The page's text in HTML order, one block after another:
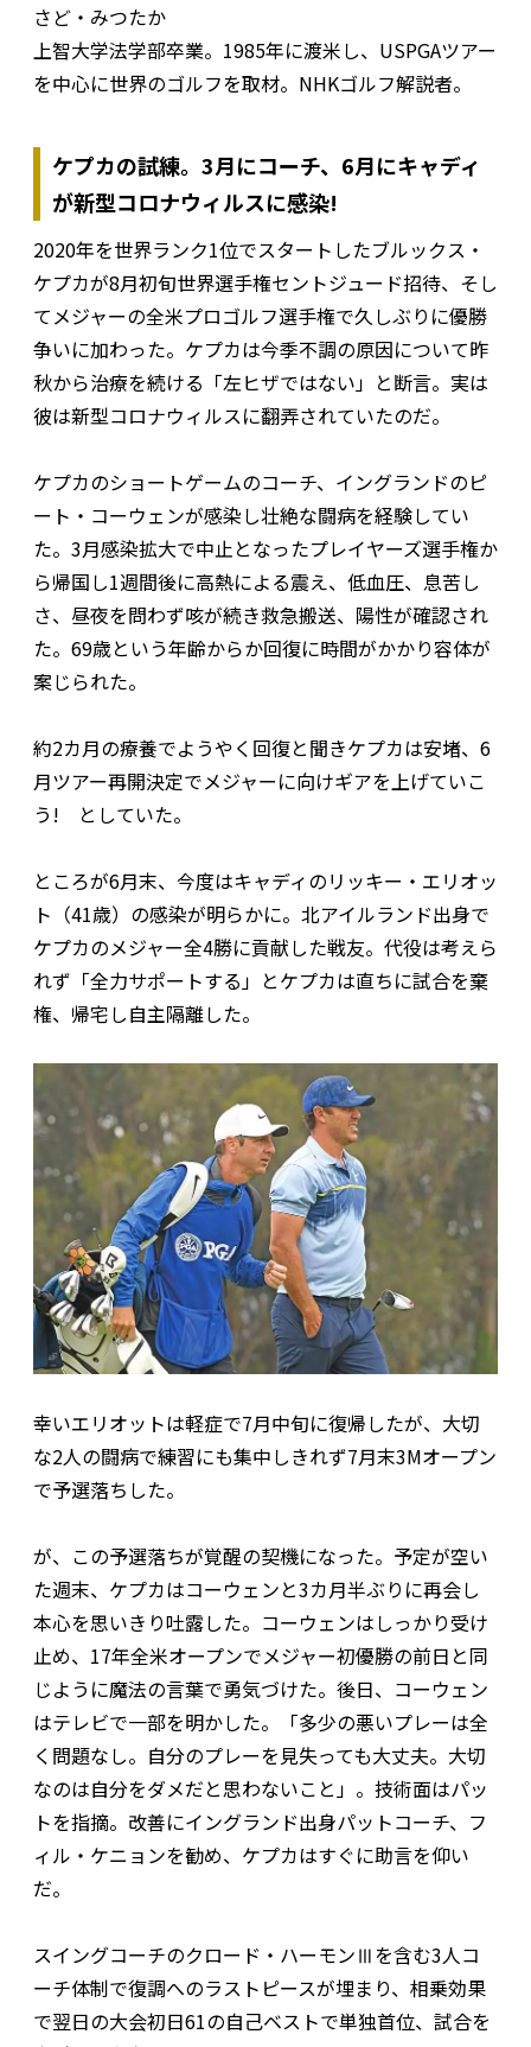
さど・みつたか
上智大学法学部卒業。1985年に渡米し、USPGAツアー
を中心に世界のゴルフを取材。NHKゴルフ解説者。
ケプカの試練。3月にコーチ、6月にキャディ
が新型コロナウィルスに感染!
2020年を世界ランク1位でスタートしたブルックス・
ケプカが8月初旬世界選手権セントジュード招待、そし
てメジャーの全米プロゴルフ選手権で久しぶりに優勝
争いに加わった。ケプカは今季不調の原因について昨
秋から治療を続ける「左ヒザではない」と断言。実は
彼は新型コロナウィルスに翻弄されていたのだ。
ケプカのショートゲームのコーチ、イングランドのピ
ート・コーウェンが感染し壮絶な闘病を経験してい
た。3月感染拡大で中止となったプレイヤーズ選手権か
ら帰国し1週間後に高熱による震え、低血圧、息苦し
さ、昼夜を問わず咳が続き救急搬送、陽性が確認され
た。69歳という年齢からか回復に時間がかかり容体が
案じられた。
約2カ月の療養でようやく回復と聞きケプカは安堵、6
月ツアー再開決定でメジャーに向けギアを上げていこ
う! としていた。
ところが6月末、今度はキャディのリッキー・エリオッ
ト（41歳）の感染が明らかに。北アイルランド出身で
ケプカのメジャー全4勝に貢献した戦友。代役は考えら
れず「全力サポートする」とケプカは直ちに試合を棄
権、帰宅し自主隔離した。
幸いエリオットは軽症で7月中旬に復帰したが、大切
な2人の闘病で練習にも集中しきれず7月末3Mオープン
で予選落ちした。
が、この予選落ちが覚醒の契機になった。予定が空い
た週末、ケプカはコーウェンと3カ月半ぶりに再会し
本心を思いきり吐露した。コーウェンはしっかり受け
止め、17年全米オープンでメジャー初優勝の前日と同
じように魔法の言葉で勇気づけた。後日、コーウェン
はテレビで一部を明かした。「多少の悪いプレーは全
く問題なし。自分のプレーを見失っても大丈夫。大切
なのは自分をダメだと思わないこと」。技術面はパッ
トを指摘。改善にイングランド出身パットコーチ、フ
ィル・ケニョンを勧め、ケプカはすぐに助言を仰い
だ。
スイングコーチのクロード・ハーモンⅢを含む3人コ
ーチ体制で復調へのラストピースが埋まり、相乗効果
で翌日の大会初日61の自己ベストで単独首位、試合を